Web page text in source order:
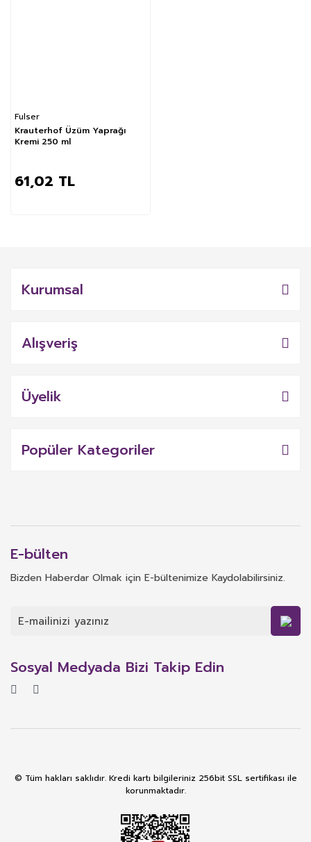
Fulser
Krauterhof Üzüm Yaprağı
Kremi 250 ml
61,02 TL
Kurumsal
Alışveriş
Üyelik
Popüler Kategoriler
E-bülten
Bizden Haberdar Olmak için E-bültenimize Kaydolabilirsiniz.
Sosyal Medyada Bizi Takip Edin
© Tüm hakları saklıdır. Kredi kartı bilgileriniz 256bit SSL sertifikası ile
korunmaktadır.